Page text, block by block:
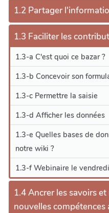
1.2 Partager
1.3 Faciliter les
1.3-a C'est quoi ce bazar ?
1.3-b Concevoir son
1.3-c Permettre la saisie
1.3-d Afficher les données
1.3-e Quelles bases de
notre wiki ?
1.3-f Webinaire le
1.4 Ancrer les savoirs
nouvelles compétences